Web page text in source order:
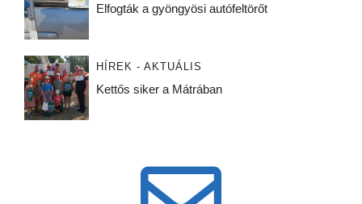
Elfogták a gyöngyösi autófeltörőt
HÍREK - AKTUÁLIS
Kettős siker a Mátrában